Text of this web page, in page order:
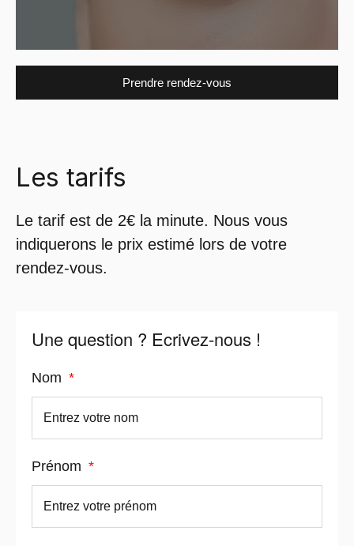
Prendre rendez-vous
Les tarifs
Le tarif est de 2€ la minute. Nous vous
indiquerons le prix estimé lors de votre
rendez-vous.
Une question ? Ecrivez-nous !
Nom
Prénom